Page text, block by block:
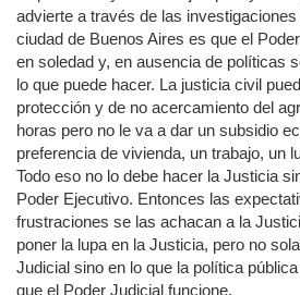
advierte a través de las
ciudad de Buenos Aires es que el
en soledad y, en ausencia de políticas
lo que puede hacer. La justicia civil
protección y de no acercamiento del
horas pero no le va a dar un subsidio
preferencia de vivienda, un trabajo, un
Todo eso no lo debe hacer la Justicia
Poder Ejecutivo. Entonces las
frustraciones se las achacan a la
poner la lupa en la Justicia, pero no
Judicial sino en lo que la política
que el Poder Judicial funcione.